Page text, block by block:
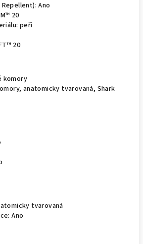
Repellent):Ano
20
peří
20
komory
anatomicky tvarovaná, Shark
tvarovaná
Ano